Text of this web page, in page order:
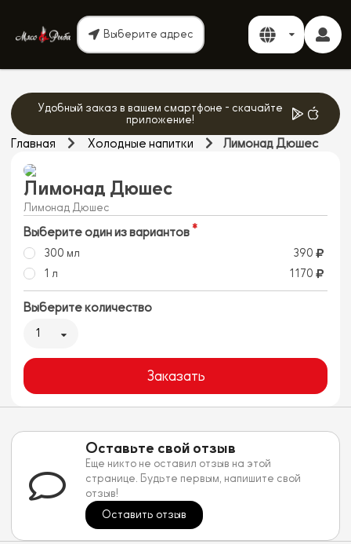
Выберите адрес
Удобный заказ в вашем смартфоне - скачайте
приложение!
Главная Холодные напитки Лимонад Дюшес
Лимонад Дюшес
Лимонад Дюшес
Выберите один из вариантов
300 мл
390
1 л
1170
Выберите количество
1
Заказать
Оставьте свой отзыв
Еще никто не оставил отзыв на этой
странице. Будьте первым, напишите свой
отзыв!
Оставить отзыв